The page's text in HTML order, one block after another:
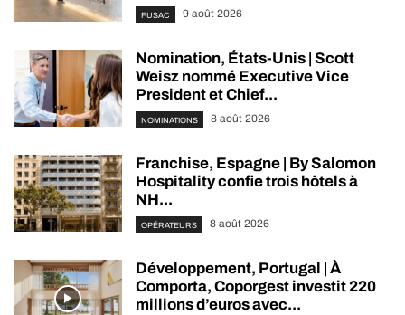
FUSAC 9 août 2026
Nomination, États-Unis | Scott
Weisz nommé Executive Vice
President et Chief...
NOMINATIONS 8 août 2026
Franchise, Espagne | By Salomon
Hospitality confie trois hôtels à
NH...
OPÉRATEURS 8 août 2026
Développement, Portugal | À
Comporta, Coporgest investit 220
millions d’euros avec...